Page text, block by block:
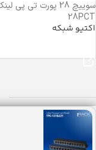
28PCT
اکتیو شبکه